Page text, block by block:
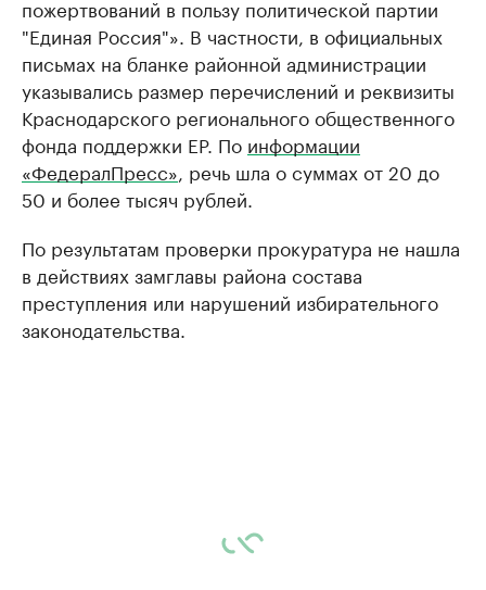
пожертвований в пользу политической партии
"Единая Россия"». В частности, в официальных
письмах на бланке районной администрации
указывались размер перечислений и реквизиты
Краснодарского регионального общественного
фонда поддержки ЕР. По информации
«ФедералПресс», речь шла о суммах от 20 до
50 и более тысяч рублей.
По результатам проверки прокуратура не нашла
в действиях замглавы района состава
преступления или нарушений избирательного
законодательства.